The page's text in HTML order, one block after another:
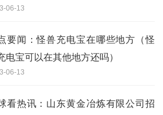
06-13
要闻：怪兽充电宝在哪些地方（怪
电宝可以在其他地方还吗）
06-13
看热讯：山东黄金冶炼有限公司招